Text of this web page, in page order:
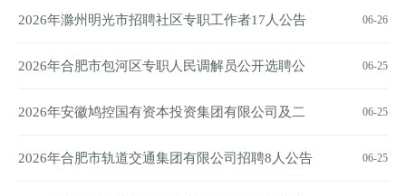
2026年滁州明光市招聘社区专职工作者17人公告 06-26
2026年合肥市包河区专职人民调解员公开选聘公
告
06-25
2026年安徽鸠控国有资本投资集团有限公司及二
级公司招聘5人公告
06-25
2026年合肥市轨道交通集团有限公司招聘8人公告 06-25